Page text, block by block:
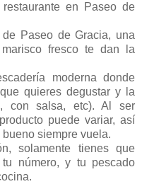
en Paseo de
Paseo de Gracia, una
fresco te dan la
moderna donde
quieres degustar y la
con salsa, etc). Al ser
puede variar, así
siempre vuela.
solamente tienes que
número, y tu pescado